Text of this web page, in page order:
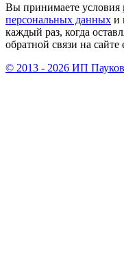
Вы принимаете условия
персональных данных и
каждый раз, когда
обратной связи на сайте
© 2013 - 2026 ИП